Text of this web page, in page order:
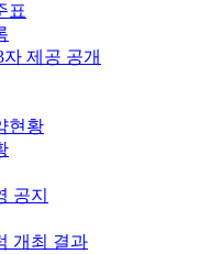
표
제공 공개
현황
공지
개최 결과